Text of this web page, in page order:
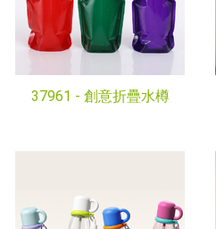
37961 - 創意折疊水樽